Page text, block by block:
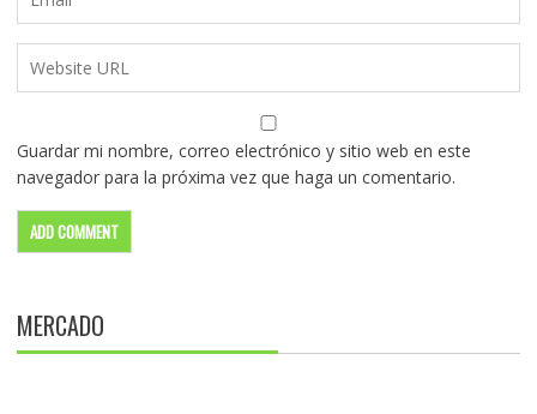
Guardar mi nombre, correo electrónico y sitio web en este
navegador para la próxima vez que haga un comentario.
MERCADO